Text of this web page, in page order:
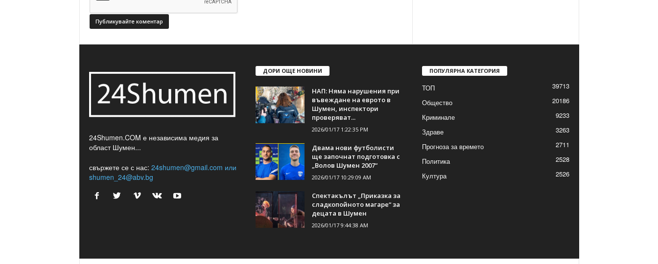
24Shumen.COM е независима медия за
област Шумен...
свържете се с нас: 24shumen@gmail.com или
shumen_24@abv.bg
ДОРИ ОЩЕ НОВИНИ
НАП: Няма нарушения при
въвеждане на еврото в
Шумен, инспектори
проверяват...
2026/01/17 1:22:35 PM
Двама нови футболисти
ще започнат подготовка с
„Волов Шумен 2007“
2026/01/17 10:29:09 AM
Спектакълът „Приказка за
сладкопойното магаре“ за
децата в Шумен
2026/01/17 9:44:38 AM
ПОПУЛЯРНА КАТЕГОРИЯ
ТОП
39713
Общество
20186
Криминале
9233
Здраве
3263
Прогноза за времето
2711
Политика
2528
Култура
2526